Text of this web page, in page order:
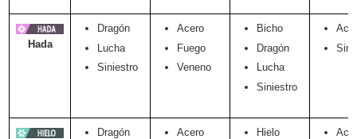
Hada
Dragón
Lucha
Siniestro
Acero
Fuego
Veneno
Bicho
Dragón
Lucha
Siniestro
Dragón
Acero
Hielo